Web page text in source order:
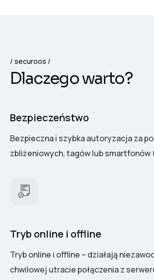
securoos
Dlaczegowarto?
Bezpieczeństwo
Bezpieczna i szybka autoryzacja za
zbliżeniowych, tagów lub smartfonów
Tryb online i offline
Tryb online i offline – działają
chwilowej utracie połączenia z